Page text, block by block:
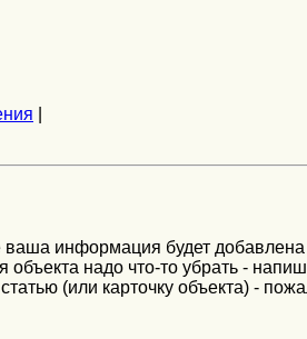
информация будет
надо что-то убрать -
(или карточку объекта) -